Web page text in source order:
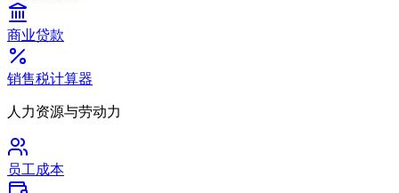
商业贷款
销售税计算器
人力资源与劳动力
员工成本